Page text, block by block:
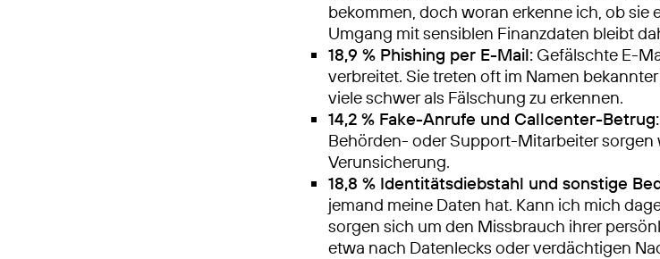
bekommen, doch woran erkenne ich, ob sie
Umgang mit sensiblen Finanzdaten bleibt
18,9 % Phishing per E-Mail: Gefälschte E-
verbreitet. Sie treten oft im Namen
viele schwer als Fälschung zu erkennen.
14,2 % Fake-Anrufe und Callcenter-Betrug:
Behörden- oder Support-Mitarbeiter sorgen
Verunsicherung.
18,8 % Identitätsdiebstahl und sonstige
jemand meine Daten hat. Kann ich mich
sorgen sich um den Missbrauch ihrer
etwa nach Datenlecks oder verdächtigen